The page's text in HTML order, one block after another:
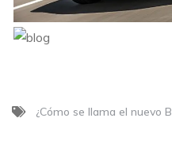
¿Cómo se llama el nuevo